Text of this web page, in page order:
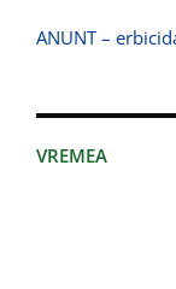
ANUNT –
VREMEA